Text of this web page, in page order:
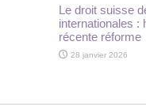
Le droit suisse
internationales :
récente réforme
28 janvier 2026